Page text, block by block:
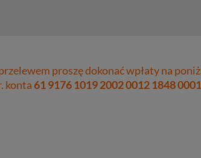
proszę dokonać wpłaty na
konta61 9176 1019 2002 0012 1848 0001